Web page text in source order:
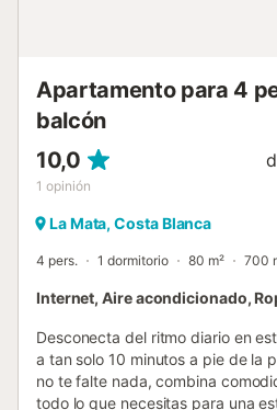
Apartamento para 4
balcón
10,0
1 opinión
La Mata, Costa Blanca
4 pers. 1 dormitorio 80 m² 700
Internet, Aire acondicionado,
Desconecta del ritmo diario en
a tan solo 10 minutos a pie de la
no te falte nada, combina
todo lo que necesitas para una